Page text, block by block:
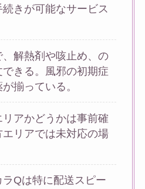
きが可能なサービス
、解熱剤や咳止め、の
できる。風邪の初期症
揃っている。
アかどうかは事前確
リアでは未対応の場
Qは特に配送スピー